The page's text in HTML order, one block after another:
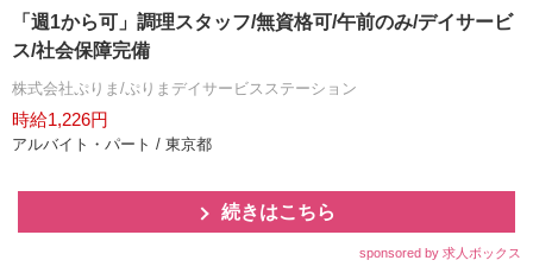
「週1から可」調理スタッフ/無資格可/午前のみ/デイサービ
ス/社会保障完備
株式会社ぷりま/ぷりまデイサービスステーション
時給1,226円
アルバイト・パート / 東京都
続きはこちら
sponsored by 求人ボックス